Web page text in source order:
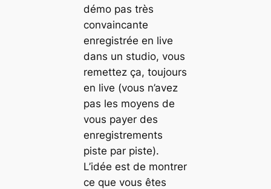
démo pas très
convaincante
enregistrée en live
dans un studio, vous
remettez ça, toujours
en live (vous n’avez
pas les moyens de
vous payer des
enregistrements
piste par piste).
L’idée est de montrer
ce que vous êtes